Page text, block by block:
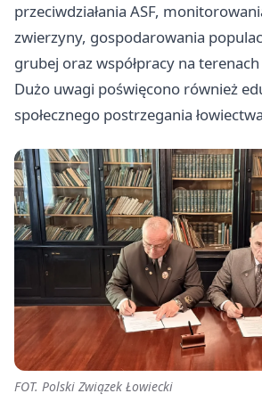
przeciwdziałania ASF,
zwierzyny, gospodarowania
grubej oraz współpracy na
Dużo uwagi poświęcono również
społecznego postrzegania
FOT. Polski Związek Łowiecki